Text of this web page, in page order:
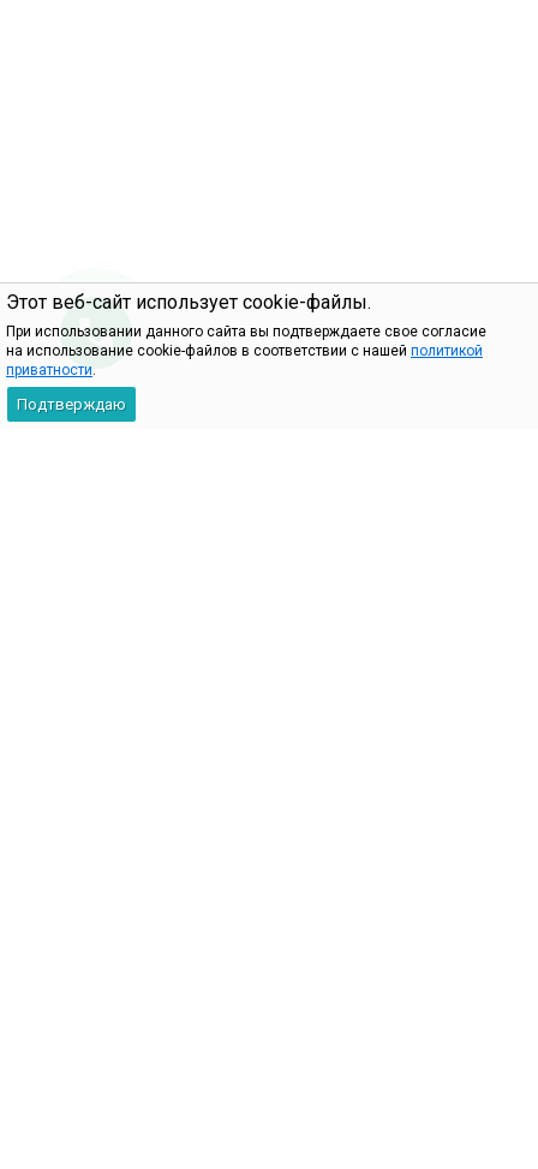
Этот веб-сайт использует cookie-файлы.
При использовании данного сайта вы подтверждаете свое согласие
на использование cookie-файлов в соответствии с нашей политикой
приватности.
Подтверждаю